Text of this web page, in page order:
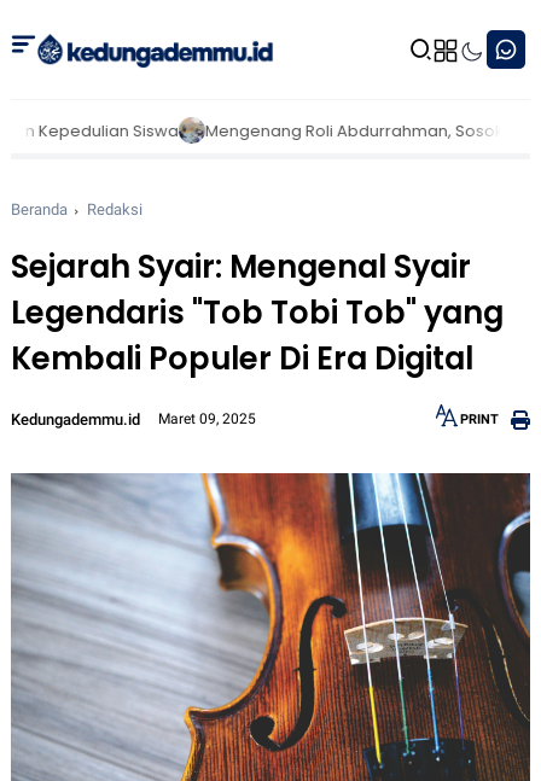
Siswa Mengenang Roli Abdurrahman, Sosok Inspiratif di Balik
Beranda Redaksi
Sejarah Syair: Mengenal Syair
Legendaris "Tob Tobi Tob" yang
Kembali Populer Di Era Digital
Kedungademmu.id Maret 09, 2025
12px
PRINT